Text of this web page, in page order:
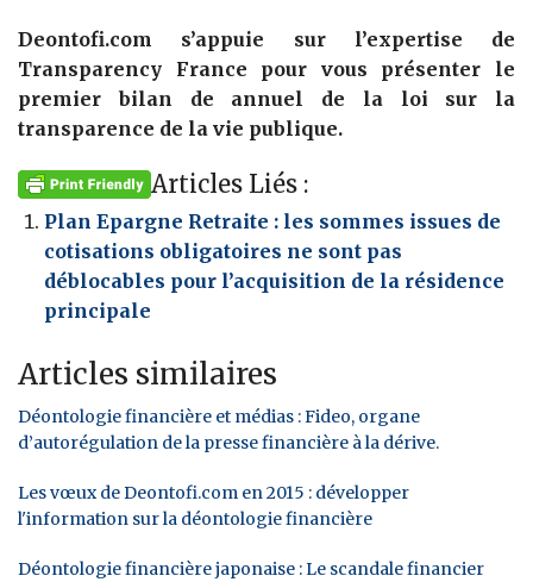
Deontofi.com s’appuie sur l’expertise de
Transparency France pour vous présenter le
premier bilan de annuel de la loi sur la
transparence de la vie publique.
Articles Liés :
Plan Epargne Retraite : les sommes issues de
cotisations obligatoires ne sont pas
déblocables pour l’acquisition de la résidence
principale
Articles similaires
Déontologie financière et médias : Fideo, organe
d’autorégulation de la presse financière à la dérive.
Les vœux de Deontofi.com en 2015 : développer
l'information sur la déontologie financière
Déontologie financière japonaise : Le scandale financier